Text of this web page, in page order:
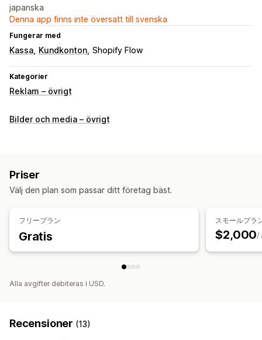
japanska
Denna app finns inte översatt till svenska
Fungerar med
Kassa Kundkonton Shopify Flow
Kategorier
Reklam – övrigt
Bilder och media – övrigt
Priser
Välj den plan som passar ditt företag bäst.
フリープラン
Gratis
スモールプラ
$2,000/
Alla avgifter debiteras i USD.
Recensioner (13)